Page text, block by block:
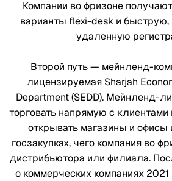
Компании во фризоне
варианты flexi-desk и быструю,
удаленную
Второй путь — мейнленд-
лицензируемая Sharjah
Department (SEDD). Мейнленд-
торговать напрямую с
открывать магазины и офисы
госзакупках, чего компания во
дистрибьютора или филиала.
о коммерческих компаниях